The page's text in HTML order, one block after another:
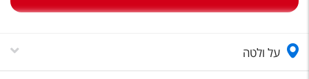
שירות לקוחות
על ולטה